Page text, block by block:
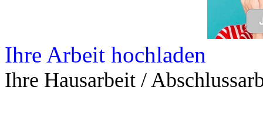
Ihre Arbeit hochladen
Ihre Hausarbeit /